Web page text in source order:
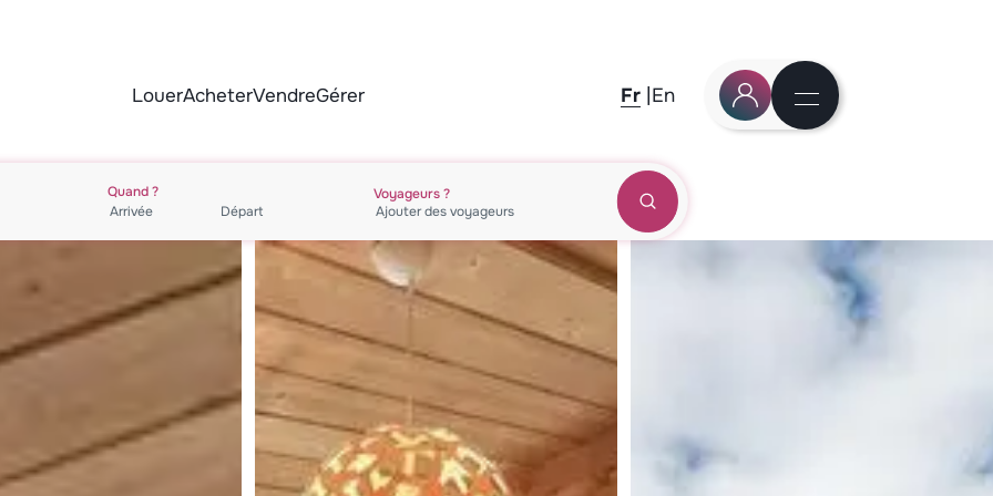
LouerAcheterVendreGérer Fr En
Quand ?
Voyageurs ?
Ajouter desvoyageurs